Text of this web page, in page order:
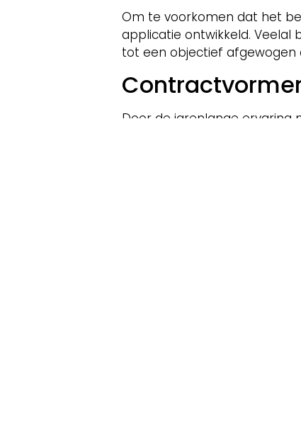
Om te voorkomen dat het
applicatie ontwikkeld.
tot een objectief afgewogen
Door de jarenlange ervaring